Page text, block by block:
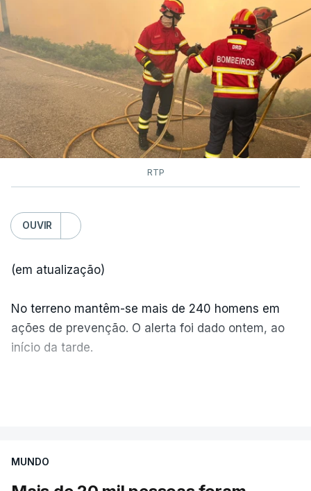
RTP
OUVIR
(em atualização)
No terreno mantêm-se mais de 240 homens em
ações de prevenção. O alerta foi dado ontem, ao
início da tarde.
MUNDO